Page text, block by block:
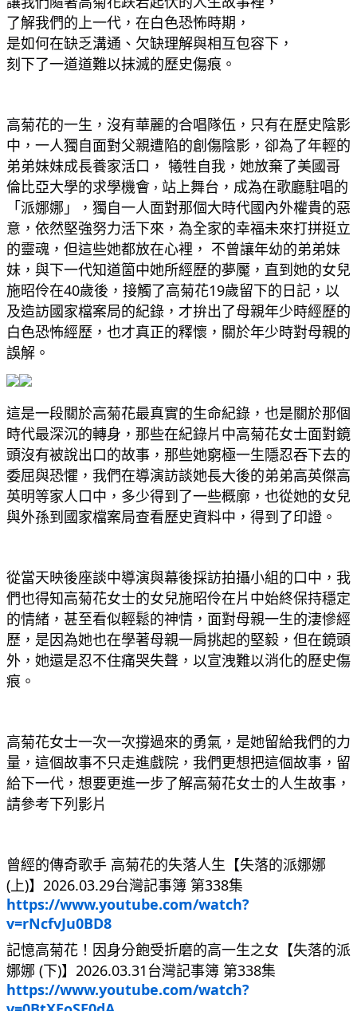
了解我們的上一代，在白色恐怖時期，
是如何在缺乏溝通、欠缺理解與相互包容下，
刻下了一道道難以抹滅的歷史傷痕。
高菊花的一生，沒有華麗的合唱隊伍，只有在歷史陰影
中，一人獨自面對父親遭陷的創傷陰影，卻為了年輕的
弟弟妹妹成長養家活口， 犧牲自我 ， 她放棄了美國哥
倫比亞大學的求學機會 ， 站上舞台，成為在歌廳駐唱的
「派娜娜」
，獨自一人面對那個大時代國內外權貴的惡
意，依然堅強努力活下來，為全家的幸福未來打拼挺立
的靈魂，但這些她都放在心裡， 不曾讓年幼的弟弟妹
妹，與下一代知道箇中她所經歷的夢魘，直到她的女兒
施昭伶在40歲後，接觸了高菊花19歲留下的日記，以
及造訪國家檔案局的紀錄，才拚出了母親年少時經歷的
白色恐怖經歷，也才真正的釋懷，關於年少時對母親的
誤解。
這是一段關於高菊花最真實的生命紀錄，也是關於那個
時代最深沉的轉身，那些在紀錄片中高菊花女士面對鏡
頭沒有被說出口的故事，那些她窮極一生隱忍吞下去的
委屈與恐懼，我們在導演訪談她長大後的弟弟高英傑高
英明等家人口中，多少得到了一些概廓，也從她的女兒
與外孫到國家檔案局查看歷史資料中，得到了印證。
從當天映後座談中導演與幕後採訪拍攝小組的口中，我
們也得知高菊花女士的女兒施昭伶在片中始終保持穩定
的情緒，甚至看似輕鬆的神情，面對母親一生的淒慘經
歷，是因為她也在學著母親一肩挑起的堅毅，但在鏡頭
外，她還是忍不住痛哭失聲，以宣洩難以消化的歷史傷
痕。
高菊花女士一次一次撐過來的勇氣，是她留給我們的力
量，這個故事不只走進戲院，我們更想把這個故事，留
給下一代，想要更進一步了解高菊花女士的人生故事，
請參考下列影片
曾經的傳奇歌手 高菊花的失落人生【失落的派娜娜
(上)】2026.03.29台灣記事簿 第338集
https://www.youtube.com/watch?
v=rNcfvJu0BD8
記憶高菊花！因身分飽受折磨的高一生之女【失落的派
娜娜 (下)】2026.03.31台灣記事簿 第338集
https://www.youtube.com/watch?